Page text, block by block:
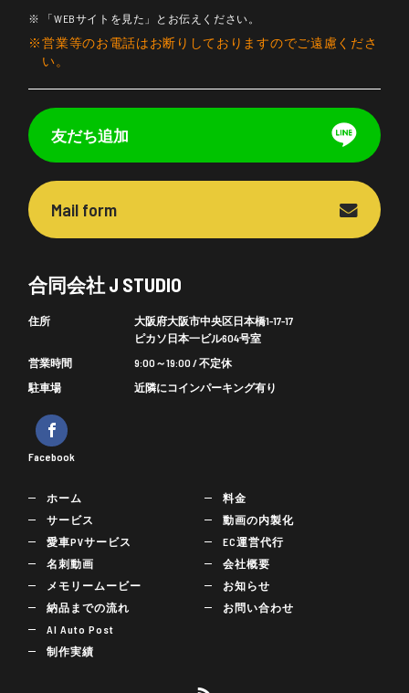
「WEBサイトを見た」とお伝えください。
営業等のお電話はお断りしておりますのでご遠慮くださ
い。
友だち追加
Mail form
合同会社 J STUDIO
住所
大阪府大阪市中央区日本橋1-17-17
ピカソ日本一ビル604号室
営業時間
9:00～19:00 / 不定休
駐車場
近隣にコインパーキング有り
Facebook
ホーム
サービス
愛車PVサービス
名刺動画
メモリームービー
納品までの流れ
AI Auto Post
制作実績
料金
動画の内製化
EC運営代行
会社概要
お知らせ
お問い合わせ